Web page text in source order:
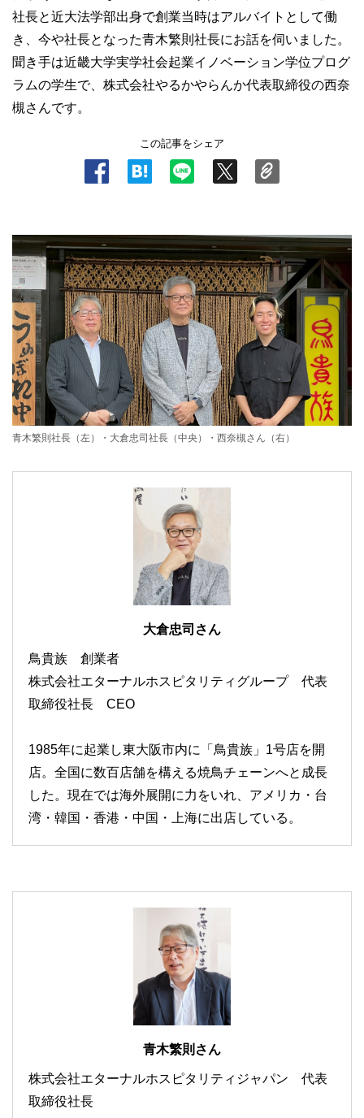
社長と近大法学部出身で創業当時はアルバイトとして働
き、今や社長となった青木繁則社長にお話を伺いました。
聞き手は近畿大学実学社会起業イノベーション学位プログ
ラムの学生で、株式会社やるかやらんか代表取締役の西奈
槻さんです。
この記事をシェア
青木繁則社長（左）・大倉忠司社長（中央）・西奈槻さん（右）
大倉忠司さん
鳥貴族 創業者
株式会社エターナルホスピタリティグループ 代表
取締役社長 CEO
1985年に起業し東大阪市内に「鳥貴族」1号店を開
店。全国に数百店舗を構える焼鳥チェーンへと成長
した。現在では海外展開に力をいれ、アメリカ・台
湾・韓国・香港・中国・上海に出店している。
青木繁則さん
株式会社エターナルホスピタリティジャパン 代表
取締役社長